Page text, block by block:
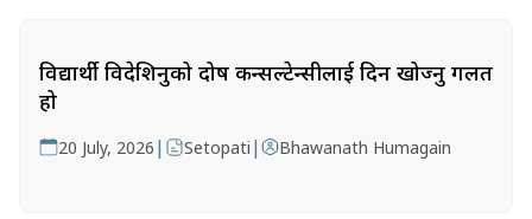
विद्यार्थी विदेशिनुको दोष कन्सल्टेन्सीलाई दिन खोज्नु गलत
हो
20 July, 2026 | Setopati | Bhawanath Humagain